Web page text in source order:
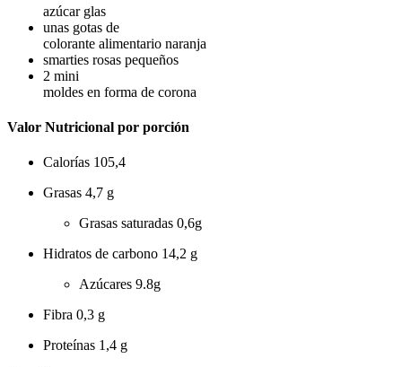
azúcar glas
unas gotas de
colorante alimentario naranja
smarties rosas pequeños
2 mini
moldes en forma de corona
Valor Nutricional por porción
Calorías 105,4
Grasas 4,7 g
Grasas saturadas 0,6g
Hidratos de carbono 14,2 g
Azúcares 9.8g
Fibra 0,3 g
Proteínas 1,4 g